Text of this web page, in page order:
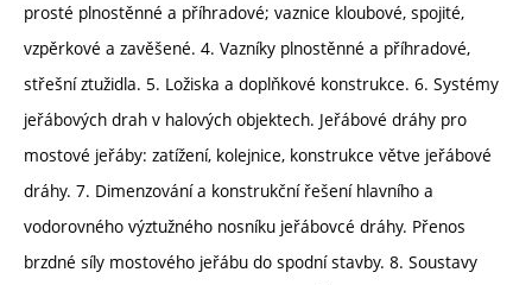
prosté plnostěnné a příhradové; vaznice kloubové, spojité,
vzpěrkové a zavěšené. 4. Vazníky plnostěnné a příhradové,
střešní ztužidla. 5. Ložiska a doplňkové konstrukce. 6. Systémy
jeřábových drah v halových objektech. Jeřábové dráhy pro
mostové jeřáby: zatížení, kolejnice, konstrukce větve jeřábové
dráhy. 7. Dimenzování a konstrukční řešení hlavního a
vodorovného výztužného nosníku jeřábovcé dráhy. Přenos
brzdné síly mostového jeřábu do spodní stavby. 8. Soustavy